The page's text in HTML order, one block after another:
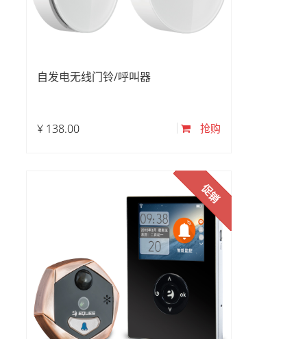
自发电无线门铃/呼叫器
¥ 138.00 抢购
促销